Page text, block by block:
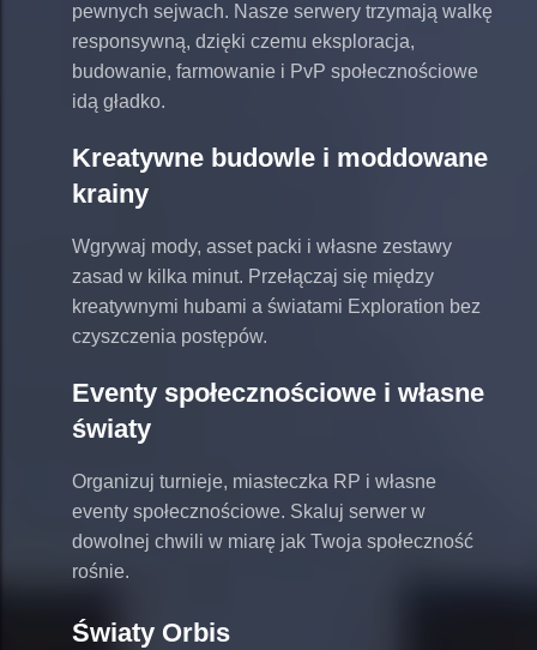
pewnych sejwach. Nasze serwery trzymają walkę
responsywną, dzięki czemu eksploracja,
budowanie, farmowanie i PvP społecznościowe
idą gładko.
Kreatywne budowle i moddowane
krainy
Wgrywaj mody, asset packi i własne zestawy
zasad w kilka minut. Przełączaj się między
kreatywnymi hubami a światami Exploration bez
czyszczenia postępów.
Eventy społecznościowe i własne
światy
Organizuj turnieje, miasteczka RP i własne
eventy społecznościowe. Skaluj serwer w
dowolnej chwili w miarę jak Twoja społeczność
rośnie.
Światy Orbis